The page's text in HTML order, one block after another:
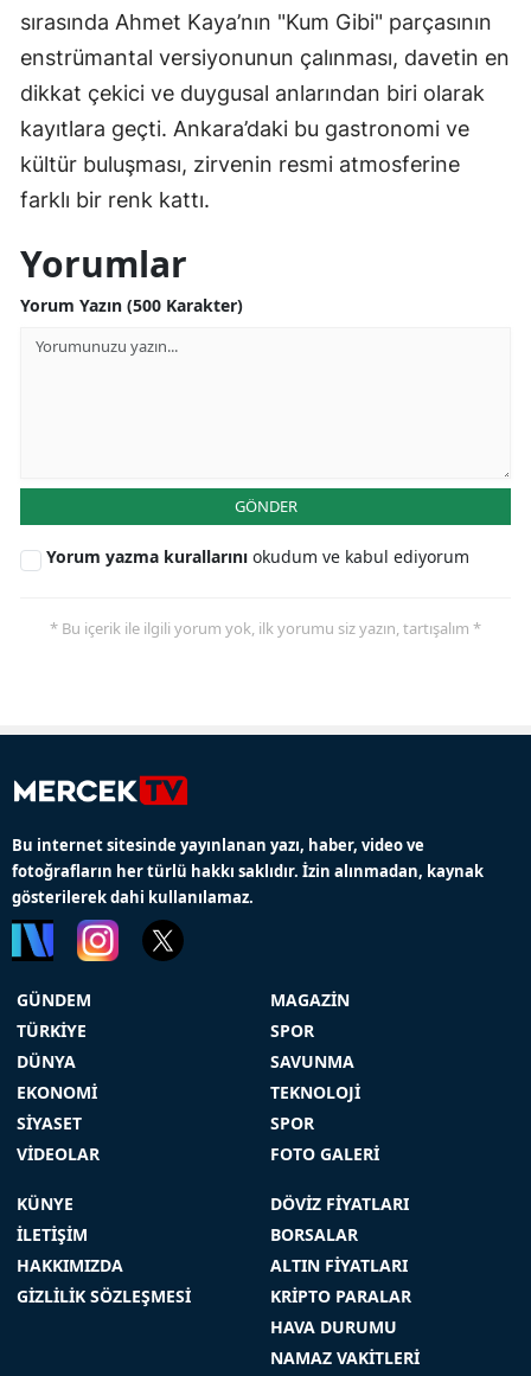
sırasında Ahmet Kaya’nın "Kum Gibi" parçasının
enstrümantal versiyonunun çalınması, davetin en
dikkat çekici ve duygusal anlarından biri olarak
kayıtlara geçti. Ankara’daki bu gastronomi ve
kültür buluşması, zirvenin resmi atmosferine
farklı bir renk kattı.
Yorumlar
Yorum Yazın (500 Karakter)
GÖNDER
Yorum yazma kurallarını okudum ve kabul ediyorum
* Bu içerik ile ilgili yorum yok, ilk yorumu siz yazın, tartışalım *
Bu internet sitesinde yayınlanan yazı, haber, video ve
fotoğrafların her türlü hakkı saklıdır. İzin alınmadan, kaynak
gösterilerek dahi kullanılamaz.
GÜNDEM
TÜRKİYE
DÜNYA
EKONOMİ
SİYASET
VİDEOLAR
MAGAZİN
SPOR
SAVUNMA
TEKNOLOJİ
SPOR
FOTO GALERİ
KÜNYE
İLETİŞİM
HAKKIMIZDA
GİZLİLİK SÖZLEŞMESİ
DÖVİZ FİYATLARI
BORSALAR
ALTIN FİYATLARI
KRİPTO PARALAR
HAVA DURUMU
NAMAZ VAKİTLERİ